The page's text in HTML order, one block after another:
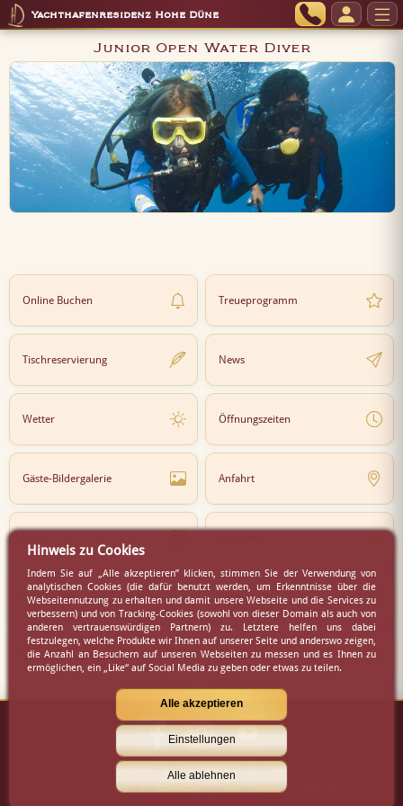
Yachthafenresidenz Hohe Düne
Junior Open Water Diver
Online Buchen Treueprogramm
Tischreservierung News
Wetter Öffnungszeiten
Gäste-Bildergalerie Anfahrt
Newsletter Partner
Virtueller Rundgang Presse
Kontakt|Impressum|AGB
Datenschutz|Sitemap|zur Desktop-Website
Hinweis zu Cookies
Indem Sie auf „Alle akzeptieren” klicken, stimmen Sie der Verwendung von
analytischen Cookies (die dafür benutzt werden, um Erkenntnisse über die
Webseitennutzung zu erhalten und damit unsere Webseite und die Services zu
verbessern) und von Tracking-Cookies (sowohl von dieser Domain als auch von
anderen vertrauenswürdigen Partnern) zu. Letztere helfen uns dabei
festzulegen, welche Produkte wir Ihnen auf unserer Seite und anderswo zeigen,
die Anzahl an Besuchern auf unseren Webseiten zu messen und es Ihnen zu
ermöglichen, ein „Like“ auf Social Media zu geben oder etwas zu teilen.
Alle akzeptieren
Einstellungen
Alle ablehnen